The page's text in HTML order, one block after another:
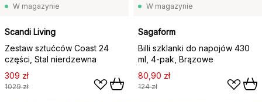
W magazynie
Scandi Living
Zestaw sztućców Coast 24
części, Stal nierdzewna
309 zł
1029 zł
W magazynie
Sagaform
Billi szklanki do napojów 430
ml, 4‑pak, Brązowe
80,90 zł
124 zł